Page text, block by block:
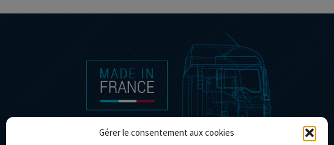
Gérer le consentement aux cookies